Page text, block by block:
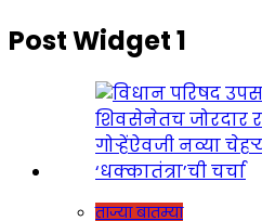
Post Widget 1
ताज्या बातम्या